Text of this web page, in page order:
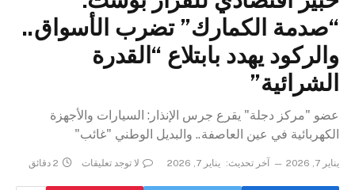
“صدمة الكمارك” تضرب الأسواق..
والركود يهدد بابتلاع “القدرة
الشرائية”
عضو "مركز دجلة" يقرع جرس الإنذار: السيارات والأجهزة
الكهربائية في عين العاصفة.. والبديل الوطني "غائب"
يناير 7, 2026 آخر تحديث: يناير 7, 2026 لا توجد تعليقات 2 دقائق